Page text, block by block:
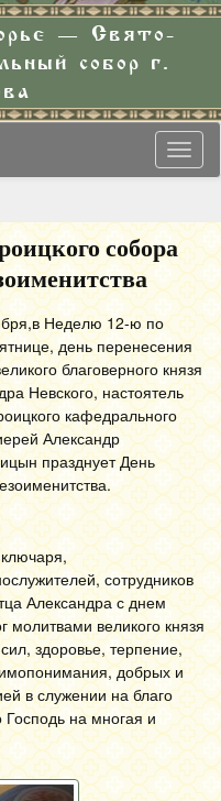
— Свято-
собор г.
собора
Неделю 12-ю по
день перенесения
благоверного князя
Невского, настоятель
кафедрального
Александр
празднует День
сотрудников
Александра с днем
великого князя
здоровье, терпение,
добрых и
в служении на благо
Господь на многая и